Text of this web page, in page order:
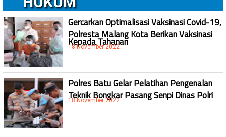
Gercarkan Optimalisasi Vaksinasi Covid-19,
Polresta Malang Kota Berikan Vaksinasi
Kepada Tahanan
18 November 2022
Polres Batu Gelar Pelatihan Pengenalan
Teknik Bongkar Pasang Senpi Dinas Polri
18 November 2022